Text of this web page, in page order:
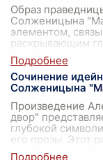
Образ
Солженицына
элементом,
раскрывающим
Сочинение
Солженицына
Произведение
двор"
глубокой
его прозы. Этот